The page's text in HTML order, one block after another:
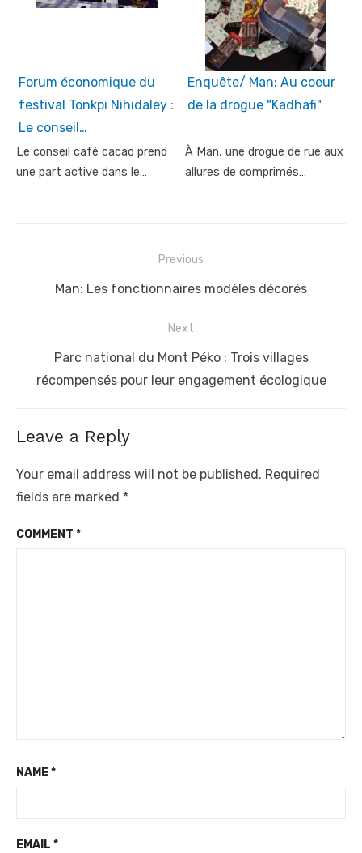
Forum économique du
festival Tonkpi Nihidaley :
Le conseil…
Le conseil café cacao prend
une part active dans le…
Enquête/ Man: Au coeur
de la drogue "Kadhafi"
À Man, une drogue de rue aux
allures de comprimés…
navigation
Previous
Previous
Man: Les fonctionnaires modèles décorés
Next
post:
Parc national du Mont Péko : Trois villages
récompensés pour leur engagement écologique
Leave a Reply
Your email address will not be published. Required
fields are marked *
COMMENT *
NAME *
EMAIL *